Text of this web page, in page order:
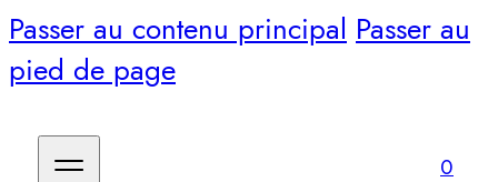
Passer au contenu principal Passer au
pied de page
0